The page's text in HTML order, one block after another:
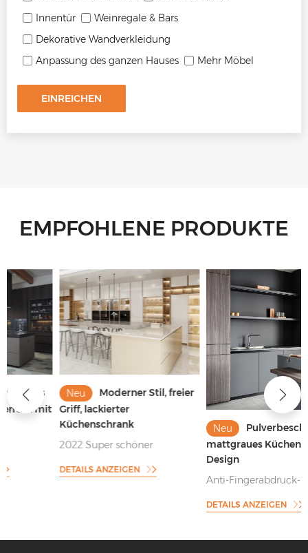
Innentür
Weinregale & Bars
Dekorative Wandverkleidung
Anpassung des ganzen Hauses
Mehr Möbel
EINREICHEN
EMPFOHLENE PRODUKTE
Neu
Moderner Stil, freier
Griff, lackierter
Küchenschrank
2022 Super schöner
DETAILS ANZEIGEN
Pulverbeschichtetes,
mattgraues Küchenschrank-
Anti-Fingerabdruck-
grauen Küchenschrank-Stil
DETAILS ANZEIGEN